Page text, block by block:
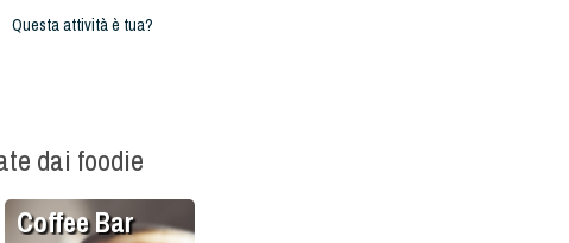
Questa attività è tua?
dai foodie
Coffee Bar